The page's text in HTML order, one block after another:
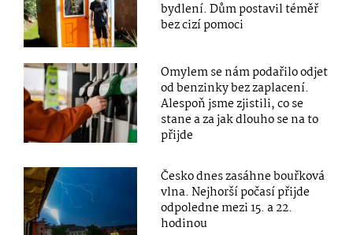
bydlení. Dům postavil téměř
bez cizí pomoci
Omylem se nám podařilo odjet
od benzinky bez zaplacení.
Alespoň jsme zjistili, co se
stane a za jak dlouho se na to
přijde
Česko dnes zasáhne bouřková
vlna. Nejhorší počasí přijde
odpoledne mezi 15. a 22.
hodinou